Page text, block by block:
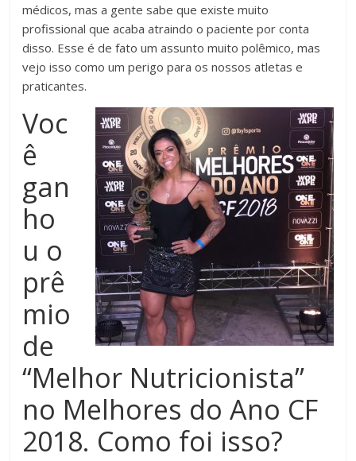
médicos, mas a gente sabe que existe muito
profissional que acaba atraindo o paciente por conta
disso. Esse é de fato um assunto muito polêmico, mas
vejo isso como um perigo para os nossos atletas e
praticantes.
Voc
ê
gan
ho
u o
prê
mio
de
“Melhor Nutricionista”
no Melhores do Ano CF
2018. Como foi isso?